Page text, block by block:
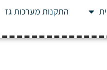
התקנות מערכות גז